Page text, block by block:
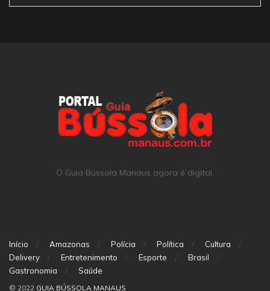
O Guia Bússola Manaus agora é digital.
Início Amazonas Polícia Política
Cultura
Delivery
Entretenimento Esporte
Brasil
Gastronomia
Saúde
© 2022 GUIA BÚSSOLA MANAUS